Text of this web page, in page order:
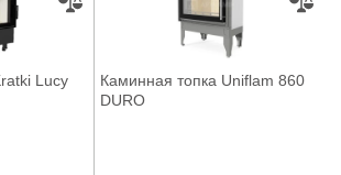
Lucy
Каминная топка Uniflam 860
DURO